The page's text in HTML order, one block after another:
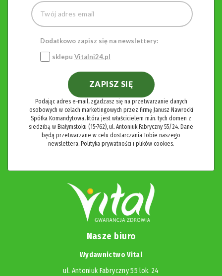
Dodatkowo zapisz się na newslettery:
sklepu Vitalni24.pl
ZAPISZ SIĘ
Podając adres e-mail, zgadzasz się na przetwarzanie danych
osobowych w celach marketingowych przez firmę Janusz Nawrocki
Spółka Komandytowa, która jest właścicielem m.in. tych domen z
siedzibą w Białymstoku (15-762), ul. Antoniuk Fabryczny 55/24. Dane
będą przetwarzane w celu dostarczania Tobie naszego
newslettera. Polityka prywatności i plików cookies.
Nasze biuro
Wydawnictwo Vital
ul. Antoniuk Fabryczny 55 lok. 24